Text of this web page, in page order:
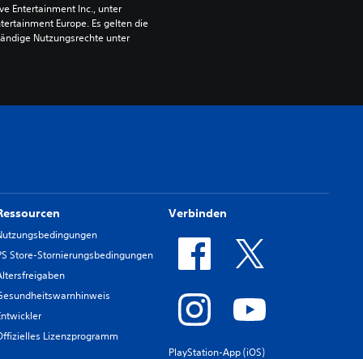
Entertainment Inc., unter
Europe. Es gelten die
Nutzungsrechte unter
Store-Stornierungsbedingungen
Lizenzprogramm
Verbinden
PlayStation-App (iOS)